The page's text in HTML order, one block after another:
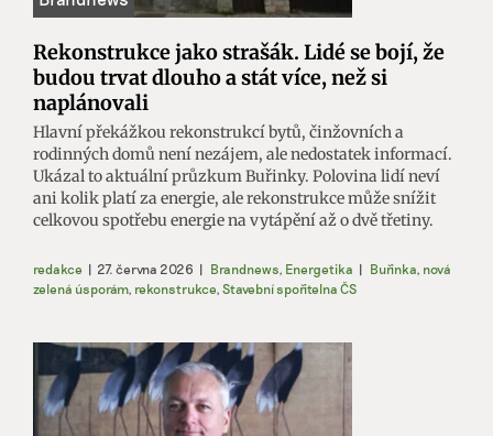
Rekonstrukce jako strašák. Lidé se bojí, že
budou trvat dlouho a stát více, než si
naplánovali
Hlavní překážkou rekonstrukcí bytů, činžovních a
rodinných domů není nezájem, ale nedostatek informací.
Ukázal to aktuální průzkum Buřinky. Polovina lidí neví
ani kolik platí za energie, ale rekonstrukce může snížit
celkovou spotřebu energie na vytápění až o dvě třetiny.
redakce | 27. června 2026 | Brandnews Energetika | Buřinka nová
zelená úsporám, rekonstrukce Stavební spořitelna ČS